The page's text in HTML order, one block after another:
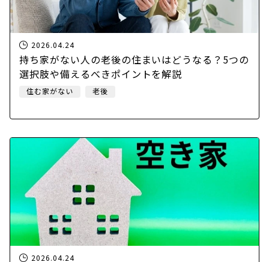
2026.04.24
持ち家がない人の老後の住まいはどうなる？5つの
選択肢や備えるべきポイントを解説
住む家がない 老後
2026.04.24